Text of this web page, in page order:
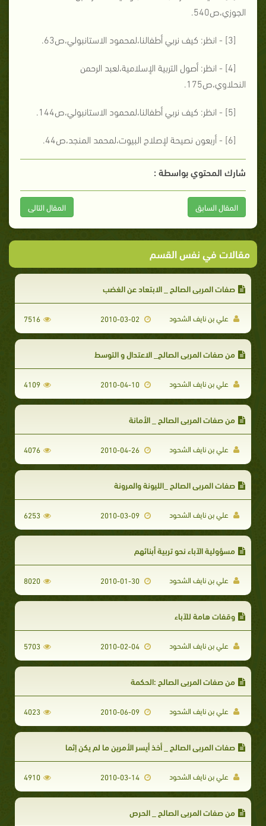
الجوزي،ص540.
[3] - انظر: كيف نربي أطفالنا،لمحمود الاستانبولي،ص63.
[4] - انظر: أصول التربية الإسلامية،لعبد الرحمن
النحلاوي،ص175.
[5] - انظر: كيف نربي أطفالنا،لمحمود الاستانبولي،ص144.
[6] - أربعون نصيحة لإصلاح البيوت،لمحمد المنجد،ص44.
شارك المحتوي بواسطة :
المقال السابق المقال التالى
مقالات في نفس القسم
صفات المربي الصالح _ الابتعاد عن الغضب
علي بن نايف الشحود 7516
من صفات المربي الصالح_ الاعتدال و التوسط
علي بن نايف الشحود 4109
من صفات المربي الصالح _ الأمانة
علي بن نايف الشحود 4076
صفات المربي الصالح _الليونة والمرونة
علي بن نايف الشحود 6253
مسؤولية الآباء نحو تربية أبنائهم
علي بن نايف الشحود 8020
وقفات هامة للآباء
علي بن نايف الشحود 5703
من صفات المربي الصالح :الحكمة
علي بن نايف الشحود 4023
صفات المربي الصالح _ أخذ أيسر الأمرين ما لم يكن إثما
علي بن نايف الشحود 4910
من صفات المربي الصالح _ الحرص